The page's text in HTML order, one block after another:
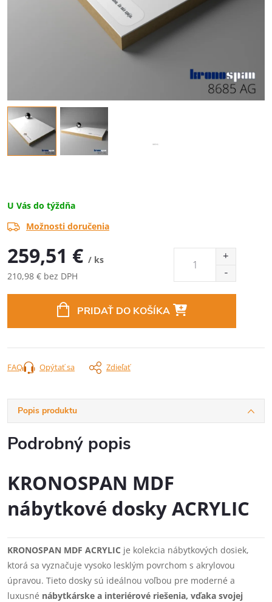
U Vás do týždňa
Možnosti doručenia
259,51 € / ks
210,98 € bez DPH
PRIDAŤ DO KOŠÍKA
Opýtať sa Zdieľať
FAQ
Popis produktu
Podrobný popis
KRONOSPAN MDF
nábytkové dosky ACRYLIC
KRONOSPAN MDF ACRYLIC je kolekcia nábytkových dosiek,
ktorá sa vyznačuje vysoko lesklým povrchom s akrylovou
úpravou. Tieto dosky sú ideálnou voľbou pre moderné a
luxusné nábytkárske a interiérové riešenia, vďaka svojej